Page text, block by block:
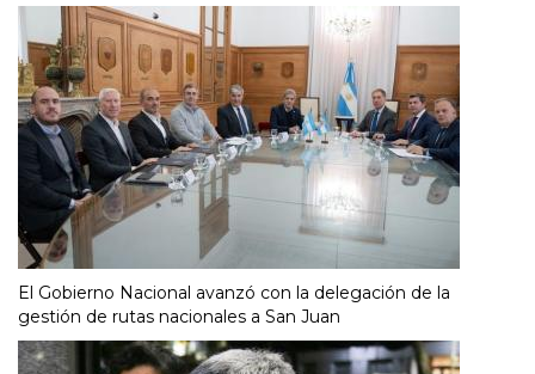
El Gobierno Nacional avanzó con la delegación de la
gestión de rutas nacionales a San Juan